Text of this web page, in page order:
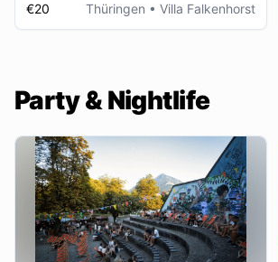
€20 Thüringen • Villa Falkenhorst
Party & Nightlife